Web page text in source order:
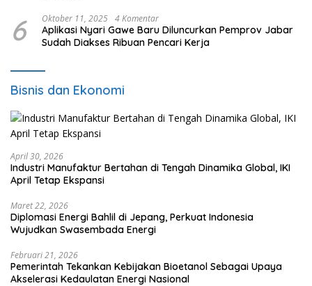
6 Oktober 11, 2025 4 Komentar
Aplikasi Nyari Gawe Baru Diluncurkan Pemprov Jabar
Sudah Diakses Ribuan Pencari Kerja
Bisnis dan Ekonomi
April 30, 2026
Industri Manufaktur Bertahan di Tengah Dinamika Global, IKI
April Tetap Ekspansi
Maret 22, 2026
Diplomasi Energi Bahlil di Jepang, Perkuat Indonesia
Wujudkan Swasembada Energi
Februari 21, 2026
Pemerintah Tekankan Kebijakan Bioetanol Sebagai Upaya
Akselerasi Kedaulatan Energi Nasional